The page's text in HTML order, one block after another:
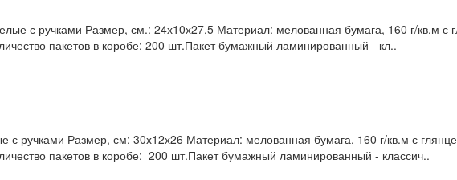
с ручками Размер, см.: 24х10х27,5 Материал: мелованная бумага, 160 г/кв.м с
пакетов в коробе: 200 шт.Пакет бумажный ламинированный - кл..
ручками Размер, см: 30х12х26 Материал: мелованная бумага, 160 г/кв.м с
пакетов в коробе: 200 шт.Пакет бумажный ламинированный - классич..